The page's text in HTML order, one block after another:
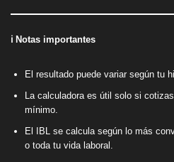
ℹ️ Notas importantes
El resultado puede variar según tu
La calculadora es útil solo si
mínimo.
El IBL se calcula según lo más
o toda tu vida laboral.